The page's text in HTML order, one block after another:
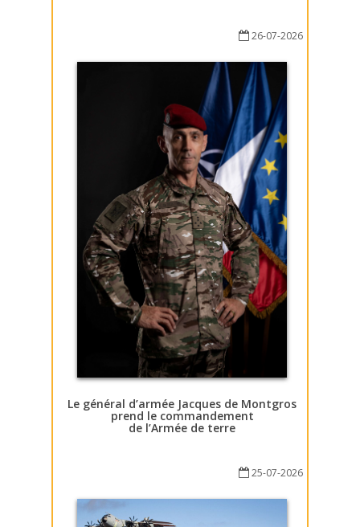
26-07-2026
Le général d’armée Jacques de Montgros
prend le commandement
de l’Armée de terre
25-07-2026